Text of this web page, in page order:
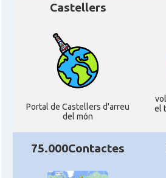
Castellers
Portal de Castellers d'arreu
del món
el
75.000Contactes